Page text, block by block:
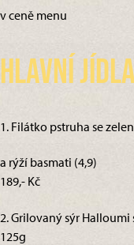
v ceně menu
Hlavní jídla
1. Filátko pstruha se
a rýží basmati (4,9)
189,- Kč
2. Grilovaný sýr
125g